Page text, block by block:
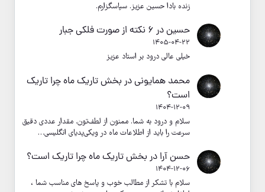
زنده بادا حسین عزیز. سپاسگزارم.
حسیندر ۶ نکته از صورت فلکی جبار
1405-04-22
خیلی عالی درود بر استاد عزیز
محمد همایونیدر بخش تاریک ماه چرا تاریک
است؟
1404-12-09
سلام و درود به شما. ممنون از لطف‌تون. مقدار عددی دقیق
سرعت را باید از اطلاعات ماه در ویکی‌پدیای انگلیسی…
حسن آرا در بخش تاریک ماه چرا تاریک است؟
1404-12-06
سلام با تشکر از مطالب خوب و پاسخ های مناسب شما ،